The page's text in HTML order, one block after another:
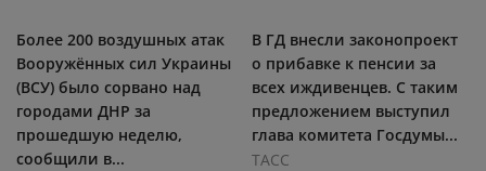
Более 200 воздушных атак
Вооружённых сил Украины
(ВСУ) было сорвано над
городами ДНР за
прошедшую неделю,
сообщили в...
В ГД внесли законопроект
о прибавке к пенсии за
всех иждивенцев. С таким
предложением выступил
глава комитета Госдумы...
ТАСС